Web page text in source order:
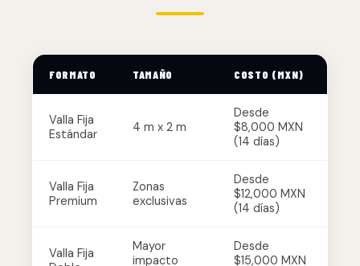
FORMATO TAMAÑO COSTO (MXN)
Valla Fija
Estándar
4 m x 2 m
Desde
$8,000 MXN
(14 días)
Valla Fija
Premium
Zonas
exclusivas
Desde
$12,000 MXN
(14 días)
Valla Fija
Mayor
impacto
Desde
$15,000 MXN